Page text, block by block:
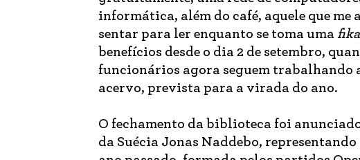
informática, além do café, aquele que
sentar para ler enquanto se toma uma fika
benefícios desde o dia 2 de setembro,
funcionários agora seguem trabalhando
acervo, prevista para a virada do ano.
O fechamento da biblioteca foi
da Suécia Jonas Naddebo,